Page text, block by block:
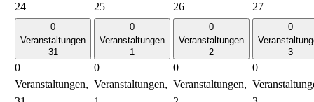
24
25
26
27
0
Veranstaltungen
31
0
Veranstaltungen,
0
Veranstaltungen
1
0
Veranstaltungen,
0
Veranstaltungen
2
0
Veranstaltungen,
0
3
0